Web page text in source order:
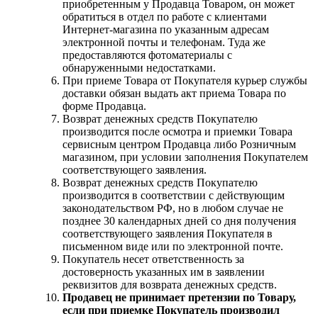
приобретенным у Продавца Товаром, он может
обратиться в отдел по работе с клиентами
Интернет-магазина по указанным адресам
электронной почты и телефонам. Туда же
предоставляются фотоматериалы с
обнаруженными недостатками.
При приеме Товара от Покупателя курьер службы
доставки обязан выдать акт приема Товара по
форме Продавца.
Возврат денежных средств Покупателю
производится после осмотра и приемки Товара
сервисным центром Продавца либо Розничным
магазином, при условии заполнения Покупателем
соответствующего заявления.
Возврат денежных средств Покупателю
производится в соответствии с действующим
законодательством РФ, но в любом случае не
позднее 30 календарных дней со дня получения
соответствующего заявления Покупателя в
письменном виде или по электронной почте.
Покупатель несет ответственность за
достоверность указанных им в заявлении
реквизитов для возврата денежных средств.
Продавец не принимает претензии по Товару,
если при приемке Покупатель производил